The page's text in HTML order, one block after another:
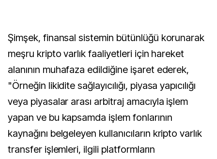
Şimşek, finansal sistemin bütünlüğü korunarak
meşru kripto varlık faaliyetleri için hareket
alanının muhafaza edildiğine işaret ederek,
"Örneğin likidite sağlayıcılığı, piyasa yapıcılığı
veya piyasalar arası arbitraj amacıyla işlem
yapan ve bu kapsamda işlem fonlarının
kaynağını belgeleyen kullanıcıların kripto varlık
transfer işlemleri, ilgili platformların